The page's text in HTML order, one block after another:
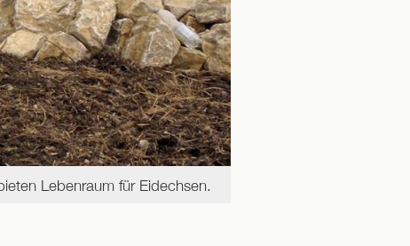
Lebenraum für Eidechsen.